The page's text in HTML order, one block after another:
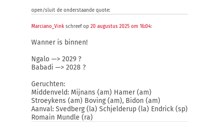
open/sluit de onderstaande quote:
Marciano_Vink schreef op 20 augustus 2025 om 16:04:
Wanner is binnen!
Ngalo —> 2029 ?
Babadi —> 2028 ?
Geruchten:
Middenveld: Mijnans (am) Hamer (am)
Stroeykens (am) Boving (am), Bidon (am)
Aanval: Svedberg (la) Schjelderup (la) Endrick (sp)
Romain Mundle (ra)